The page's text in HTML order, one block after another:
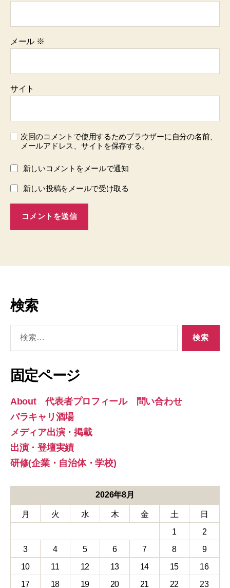
メール ※
サイト
次回のコメントで使用するためブラウザーに自分の名前、
メールアドレス、サイトを保存する。
新しいコメントをメールで通知
新しい投稿をメールで受け取る
検索
象:
固定ページ
About 代表者プロフィール 問い合わせ
パラキャリ酒場
メディア出演・掲載
出演・登壇実績
研修(企業・自治体・学校)
2026年8月
月 火 水 木 金 土
日
1
2
3
4 5 6 7 8
9
10
11 12 13 14 15
16
17
18 19 20 21 22 23